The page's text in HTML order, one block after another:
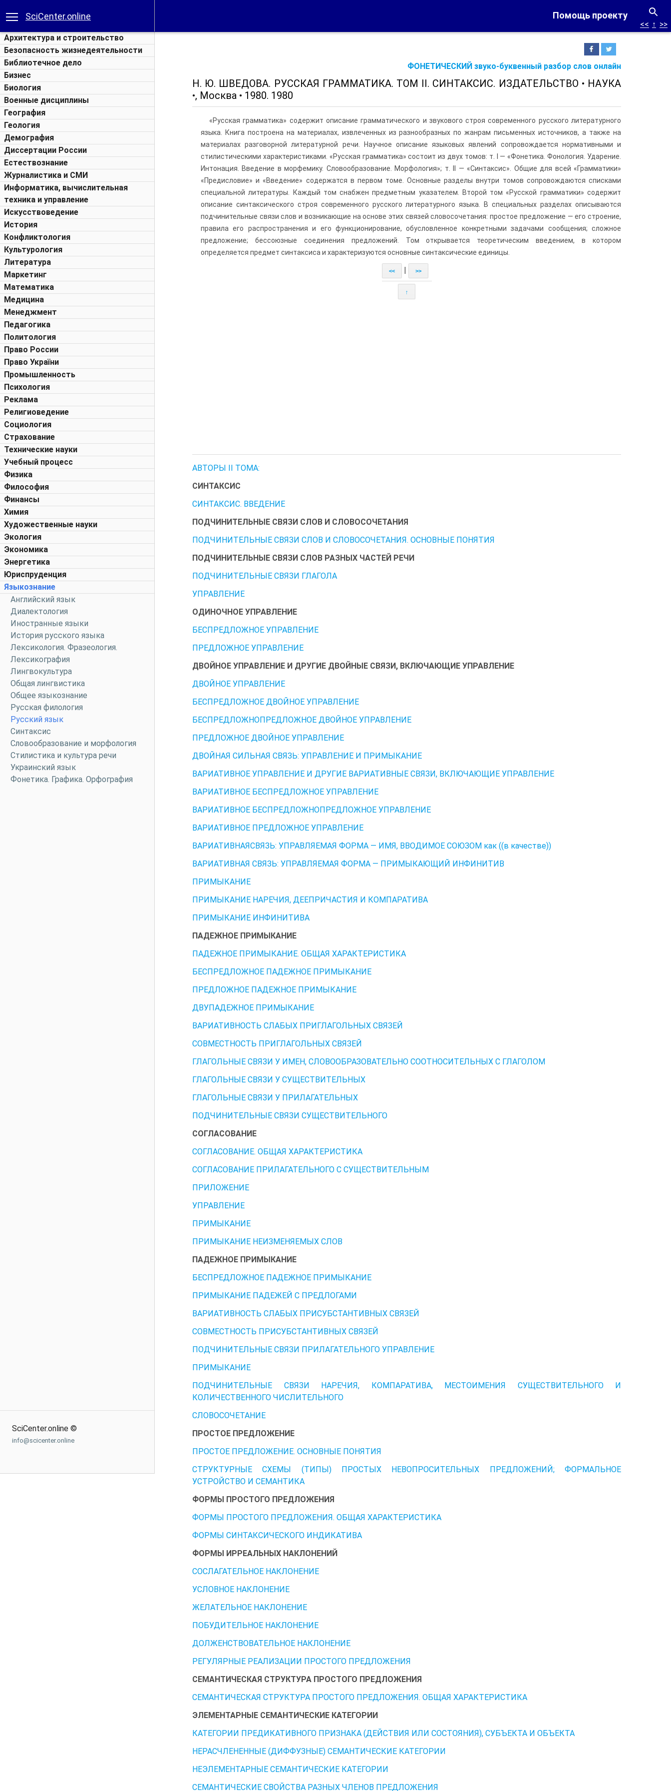
Помощь проекту
SciCenter.online
Архитектура и строительство
Безопасность жизнедеятельности
Библиотечное дело
Бизнес
Биология
Военные дисциплины
География
Геология
Демография
Диссертации России
Естествознание
Журналистика и СМИ
Информатика, вычислительная
техника и управление
Искусствоведение
История
Конфликтология
Культурология
Литература
Маркетинг
Математика
Медицина
Менеджмент
Педагогика
Политология
Право России
Право України
Промышленность
Психология
Реклама
Религиоведение
Социология
Страхование
Технические науки
Учебный процесс
Физика
Философия
Финансы
Химия
Художественные науки
Экология
Экономика
Энергетика
Юриспруденция
Языкознание
Английский язык
Диалектология
Иностранные языки
История русского языка
Лексикология. Фразеология.
Лексикография
Лингвокультура
Общая лингвистика
Общее языкознание
Русская филология
Русский язык
Синтаксис
Словообразование и морфология
Стилистика и культура речи
Украинский язык
Фонетика. Графика. Орфография
SciCenter.online ©
info@scicenter.online
ФОНЕТИЧЕСКИЙ звуко-буквенный разбор слов онлайн
<< ↑ >>
Н. Ю. ШВЕДОВА. РУССКАЯ ГРАММАТИКА. ТОМ II. СИНТАКСИС. ИЗДАТЕЛЬСТВО • НАУКА
•, Москва • 1980. 1980
«Русская грамматика» содержит описание грамматического и звукового строя современного русского литературного
языка. Книга построена на материалах, извлеченных из разнообразных по жанрам письменных источников, а также на
материалах разговорной литературной речи. Научное описание языковых явлений сопровождается нормативными и
стилистическими характеристиками. «Русская грамматика» состоит из двух томов: т. I — «Фонетика. Фонология. Ударение.
Интонация. Введение в морфемику. Словообразование. Морфология»; т. II — «Синтаксис». Общие для всей «Грамматики»
«Предисловие» и «Введение» содержатся в первом томе. Основные разделы внутри томов сопровождаются списками
специальной литературы. Каждый том снабжен предметным указателем. Второй том «Русской грамматики» содержит
описание синтаксического строя современного русского литературного языка. В специальных разделах описываются
подчинительные связи слов и возникающие на основе этих связей словосочетания: простое предложение — его строение,
правила его распространения и его функционирование, обусловленное конкретными задачами сообщения; сложное
предложение; бессоюзные соединения предложений. Том открывается теоретическим введением, в котором
определяется предмет синтаксиса и характеризуются основные синтаксические единицы.
<< >>
↑
АВТОРЫ II ТОМА:
СИНТАКСИС
СИНТАКСИС. ВВЕДЕНИЕ
ПОДЧИНИТЕЛЬНЫЕ СВЯЗИ СЛОВ И СЛОВОСОЧЕТАНИЯ
ПОДЧИНИТЕЛЬНЫЕ СВЯЗИ СЛОВ И СЛОВОСОЧЕТАНИЯ. ОСНОВНЫЕ ПОНЯТИЯ
ПОДЧИНИТЕЛЬНЫЕ СВЯЗИ СЛОВ РАЗНЫХ ЧАСТЕЙ РЕЧИ
ПОДЧИНИТЕЛЬНЫЕ СВЯЗИ ГЛАГОЛА
УПРАВЛЕНИЕ
ОДИНОЧНОЕ УПРАВЛЕНИЕ
БЕСПРЕДЛОЖНОЕ УПРАВЛЕНИЕ
ПРЕДЛОЖНОЕ УПРАВЛЕНИЕ
ДВОЙНОЕ УПРАВЛЕНИЕ И ДРУГИЕ ДВОЙНЫЕ СВЯЗИ, ВКЛЮЧАЮЩИЕ УПРАВЛЕНИЕ
ДВОЙНОЕ УПРАВЛЕНИЕ
БЕСПРЕДЛОЖНОЕ ДВОЙНОЕ УПРАВЛЕНИЕ
БЕСПРЕДЛОЖНО­ПРЕДЛОЖНОЕ ДВОЙНОЕ УПРАВЛЕНИЕ
ПРЕДЛОЖНОЕ ДВОЙНОЕ УПРАВЛЕНИЕ
ДВОЙНАЯ СИЛЬНАЯ СВЯЗЬ: УПРАВЛЕНИЕ И ПРИМЫКАНИЕ
ВАРИАТИВНОЕ УПРАВЛЕНИЕ И ДРУГИЕ ВАРИАТИВНЫЕ СВЯЗИ, ВКЛЮЧАЮЩИЕ УПРАВЛЕНИЕ
ВАРИАТИВНОЕ БЕСПРЕДЛОЖНОЕ УПРАВЛЕНИЕ
ВАРИАТИВНОЕ БЕСПРЕДЛОЖНО­ПРЕДЛОЖНОЕ УПРАВЛЕНИЕ
ВАРИАТИВНОЕ ПРЕДЛОЖНОЕ УПРАВЛЕНИЕ
ВАРИАТИВНАЯСВЯЗЬ: УПРАВЛЯЕМАЯ ФОРМА — ИМЯ, ВВОДИМОЕ СОЮЗОМ как ((в качестве))
ВАРИАТИВНАЯ СВЯЗЬ: УПРАВЛЯЕМАЯ ФОРМА — ПРИМЫКАЮЩИЙ ИНФИНИТИВ
ПРИМЫКАНИЕ
ПРИМЫКАНИЕ НАРЕЧИЯ, ДЕЕПРИЧАСТИЯ И КОМПАРАТИВА
ПРИМЫКАНИЕ ИНФИНИТИВА
ПАДЕЖНОЕ ПРИМЫКАНИЕ
ПАДЕЖНОЕ ПРИМЫКАНИЕ. ОБЩАЯ ХАРАКТЕРИСТИКА
БЕСПРЕДЛОЖНОЕ ПАДЕЖНОЕ ПРИМЫКАНИЕ
ПРЕДЛОЖНОЕ ПАДЕЖНОЕ ПРИМЫКАНИЕ
ДВУПАДЕЖНОЕ ПРИМЫКАНИЕ
ВАРИАТИВНОСТЬ СЛАБЫХ ПРИГЛАГОЛЬНЫХ СВЯЗЕЙ
СОВМЕСТНОСТЬ ПРИГЛАГОЛЬНЫХ СВЯЗЕЙ
ГЛАГОЛЬНЫЕ СВЯЗИ У ИМЕН, СЛОВООБРАЗОВАТЕЛЬНО СООТНОСИТЕЛЬНЫХ С ГЛАГОЛОМ
ГЛАГОЛЬНЫЕ СВЯЗИ У СУЩЕСТВИТЕЛЬНЫХ
ГЛАГОЛЬНЫЕ СВЯЗИ У ПРИЛАГАТЕЛЬНЫХ
ПОДЧИНИТЕЛЬНЫЕ СВЯЗИ СУЩЕСТВИТЕЛЬНОГО
СОГЛАСОВАНИЕ
СОГЛАСОВАНИЕ. ОБЩАЯ ХАРАКТЕРИСТИКА
СОГЛАСОВАНИЕ ПРИЛАГАТЕЛЬНОГО С СУЩЕСТВИТЕЛЬНЫМ
ПРИЛОЖЕНИЕ
УПРАВЛЕНИЕ
ПРИМЫКАНИЕ
ПРИМЫКАНИЕ НЕИЗМЕНЯЕМЫХ СЛОВ
ПАДЕЖНОЕ ПРИМЫКАНИЕ
БЕСПРЕДЛОЖНОЕ ПАДЕЖНОЕ ПРИМЫКАНИЕ
ПРИМЫКАНИЕ ПАДЕЖЕЙ С ПРЕДЛОГАМИ
ВАРИАТИВНОСТЬ СЛАБЫХ ПРИСУБСТАНТИВНЫХ СВЯЗЕЙ
СОВМЕСТНОСТЬ ПРИСУБСТАНТИВНЫХ СВЯЗЕЙ
ПОДЧИНИТЕЛЬНЫЕ СВЯЗИ ПРИЛАГАТЕЛЬНОГО УПРАВЛЕНИЕ
ПРИМЫКАНИЕ
ПОДЧИНИТЕЛЬНЫЕ СВЯЗИ НАРЕЧИЯ, КОМПАРАТИВА, МЕСТОИМЕНИЯ­ СУЩЕСТВИТЕЛЬНОГО И
КОЛИЧЕСТВЕННОГО ЧИСЛИТЕЛЬНОГО
СЛОВОСОЧЕТАНИЕ
ПРОСТОЕ ПРЕДЛОЖЕНИЕ
ПРОСТОЕ ПРЕДЛОЖЕНИЕ. ОСНОВНЫЕ ПОНЯТИЯ
СТРУКТУРНЫЕ СХЕМЫ (ТИПЫ) ПРОСТЫХ НЕВОПРОСИТЕЛЬНЫХ ПРЕДЛОЖЕНИЙ; ФОРМАЛЬНОЕ
УСТРОЙСТВО И СЕМАНТИКА
ФОРМЫ ПРОСТОГО ПРЕДЛОЖЕНИЯ
ФОРМЫ ПРОСТОГО ПРЕДЛОЖЕНИЯ. ОБЩАЯ ХАРАКТЕРИСТИКА
ФОРМЫ СИНТАКСИЧЕСКОГО ИНДИКАТИВА
ФОРМЫ ИРРЕАЛЬНЫХ НАКЛОНЕНИЙ
СОСЛАГАТЕЛЬНОЕ НАКЛОНЕНИЕ
УСЛОВНОЕ НАКЛОНЕНИЕ
ЖЕЛАТЕЛЬНОЕ НАКЛОНЕНИЕ
ПОБУДИТЕЛЬНОЕ НАКЛОНЕНИЕ
ДОЛЖЕНСТВОВАТЕЛЬНОЕ НАКЛОНЕНИЕ
РЕГУЛЯРНЫЕ РЕАЛИЗАЦИИ ПРОСТОГО ПРЕДЛОЖЕНИЯ
СЕМАНТИЧЕСКАЯ СТРУКТУРА ПРОСТОГО ПРЕДЛОЖЕНИЯ
СЕМАНТИЧЕСКАЯ СТРУКТУРА ПРОСТОГО ПРЕДЛОЖЕНИЯ. ОБЩАЯ ХАРАКТЕРИСТИКА
ЭЛЕМЕНТАРНЫЕ СЕМАНТИЧЕСКИЕ КАТЕГОРИИ
КАТЕГОРИИ ПРЕДИКАТИВНОГО ПРИЗНАКА (ДЕЙСТВИЯ ИЛИ СОСТОЯНИЯ), СУБЪЕКТА И ОБЪЕКТА
НЕРАСЧЛЕНЕННЫЕ (ДИФФУЗНЫЕ) СЕМАНТИЧЕСКИЕ КАТЕГОРИИ
НЕЭЛЕМЕНТАРНЫЕ СЕМАНТИЧЕСКИЕ КАТЕГОРИИ
СЕМАНТИЧЕСКИЕ СВОЙСТВА РАЗНЫХ ЧЛЕНОВ ПРЕДЛОЖЕНИЯ